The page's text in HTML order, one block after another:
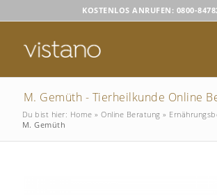
KOSTENLOS ANRUFEN: 0800-
M. Gemüth - Tierheilkunde Online
Du bist hier: Home »Online Beratung »
M. Gemüth